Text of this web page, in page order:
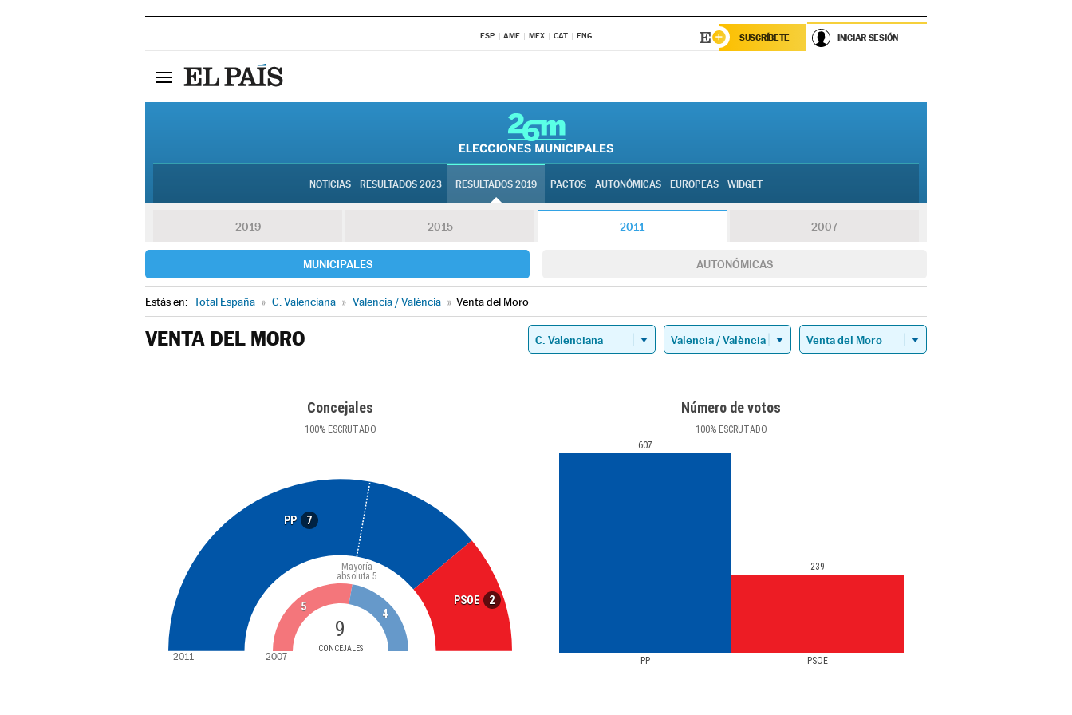
ESP AME MEX CAT ENG SUSCRÍBETE INICIAR SESIÓN
NOTICIAS RESULTADOS 2023 RESULTADOS 2019 PACTOS AUTONÓMICAS EUROPEAS WIDGET
2019 2015 2011 2007
MUNICIPALES AUTONÓMICAS
Estás en: Total España » C. Valenciana » Valencia / València » Venta del Moro
VENTA DEL MORO
Concejales
100%ESCRUTADO
PP 7
PSOE 2
9
CONCEJALES
Mayoría
absoluta 5
5
4
2011 2007
Número de votos
100%ESCRUTADO
PP PSOE
607
239